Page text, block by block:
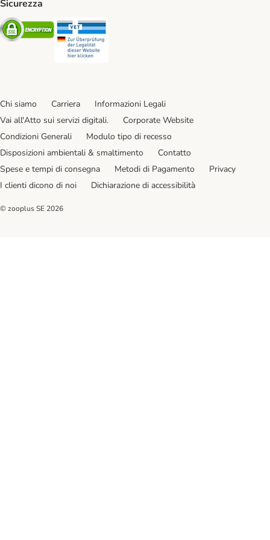
Sicurezza
Security
Chi siamo Carriera
Informazioni Legali
Vai all'Atto sui servizi digitali.
Corporate Website
Condizioni Generali
Modulo tipo di recesso
Disposizioni ambientali & smaltimento
Contatto
Spese e tempi di consegna
Metodi di Pagamento
Privacy
I clienti dicono di noi
Dichiarazione di accessibilità
© zooplus SE 2026